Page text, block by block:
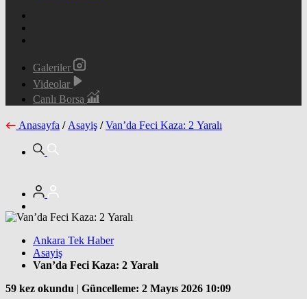
Galeriler
Videolar
Canlı Borsa
Anasayfa / Asayiş / Van’da Feci Kaza: 2 Yaralı
Ankara Tek Haber
Asayiş
Van’da Feci Kaza: 2 Yaralı
59 kez okundu | Güncelleme: 2 Mayıs 2026 10:09